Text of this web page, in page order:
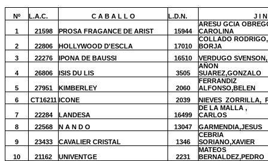
Nº L.A.C. C A B A L L O L.D.N. J I
1 21598 PROSA FRAGANCE DE ARIST 15944
ARESU GCIA
CAROLINA
2 22806 HOLLYWOOD D'ESCLA 17010
COLLADO RODRIGO,
BORJA
3
22276 IPONA DE BAUSSI 16510 VERDUGO
4 26806 ISIS DU LIS 3505
AÑON
SUAREZ,GONZALO
5 27951 KIMBERLEY 2060
FERRANDIZ
ALFONSO,BELEN
6
CT16211 ICONE 2039 NIEVES ZORRILLA,
7 22284 LANDESA 16499
DE LA MALLA ,
CARLOS
8
22568 N A N D O 13047 GARMENDIA,JESUS
9 23433 CAVALIER CRISTAL 1346
CEBRIA
SORIANO,XAVIER
10 21162 UNIVENTGE 2231
MATEOS
BERNALDEZ,PEDRO